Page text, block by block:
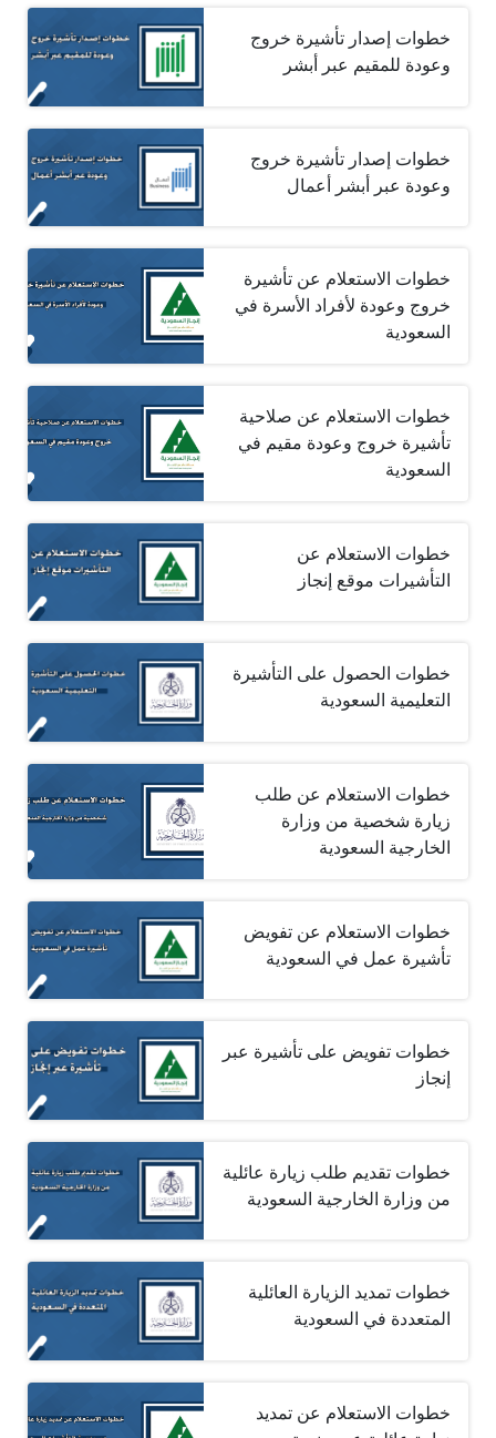
خطوات إصدار تأشيرة خروج
وعودة للمقيم عبر أبشر
خطوات إصدار تأشيرة خروج
وعودة عبر أبشر أعمال
خطوات الاستعلام عن تأشيرة
خروج وعودة لأفراد الأسرة في
السعودية
خطوات الاستعلام عن صلاحية
تأشيرة خروج وعودة مقيم في
السعودية
خطوات الاستعلام عن
التأشيرات موقع إنجاز
خطوات الحصول على التأشيرة
التعليمية السعودية
خطوات الاستعلام عن طلب
زيارة شخصية من وزارة
الخارجية السعودية
خطوات الاستعلام عن تفويض
تأشيرة عمل في السعودية
خطوات تفويض على تأشيرة عبر
إنجاز
خطوات تقديم طلب زيارة عائلية
من وزارة الخارجية السعودية
خطوات تمديد الزيارة العائلية
المتعددة في السعودية
خطوات الاستعلام عن تمديد